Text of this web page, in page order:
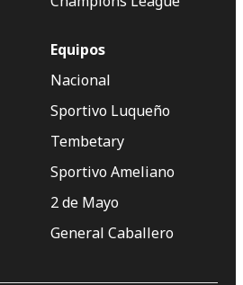
Equipos
Nacional
Sportivo Luqueño
Tembetary
Sportivo Ameliano
2 de Mayo
General Caballero